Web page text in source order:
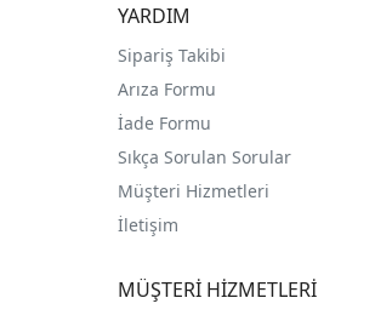
YARDIM
Sipariş Takibi
Arıza Formu
İade Formu
Sıkça Sorulan Sorular
Müşteri Hizmetleri
İletişim
MÜŞTERİ HİZMETLERİ